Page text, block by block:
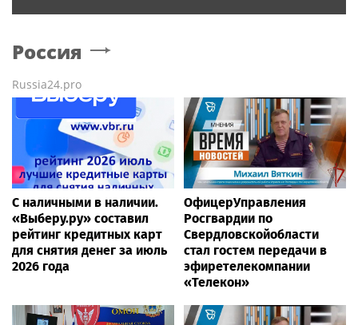
Россия
Russia24.pro
С наличными в наличии.
«Выберу.ру» составил
рейтинг кредитных карт
для снятия денег за июль
2026 года
ОфицерУправления
Росгвардии по
Свердловскойобласти
стал гостем передачи в
эфиретелекомпании
«Телекон»